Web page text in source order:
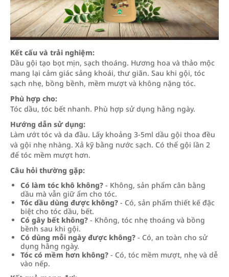
Kết cấu và trải nghiệm:
Dầu gội tạo bọt mịn, sạch thoáng. Hương hoa và thảo mộc
mang lại cảm giác sảng khoái, thư giãn. Sau khi gội, tóc
sạch nhẹ, bồng bềnh, mềm mượt và không nặng tóc.
Phù hợp cho:
Tóc dầu, tóc bết nhanh. Phù hợp sử dụng hằng ngày.
Hướng dẫn sử dụng:
Làm ướt tóc và da đầu. Lấy khoảng 3-5ml dầu gội thoa đều
và gội nhẹ nhàng. Xả kỹ bằng nước sạch. Có thể gội lần 2
để tóc mềm mượt hơn.
Câu hỏi thường gặp:
Có làm tóc khô không? - Không, sản phẩm cân bằng
dầu mà vẫn giữ ẩm cho tóc.
Tóc dầu dùng được không? - Có, sản phẩm thiết kế đặc
biệt cho tóc dầu, bết.
Có gây bết không? - Không, tóc nhẹ thoáng và bồng
bềnh sau khi gội.
Có dùng mỗi ngày được không? - Có, an toàn cho sử
dụng hằng ngày.
Tóc có mềm hơn không? - Có, tóc mềm mượt, nhẹ và dễ
vào nếp.